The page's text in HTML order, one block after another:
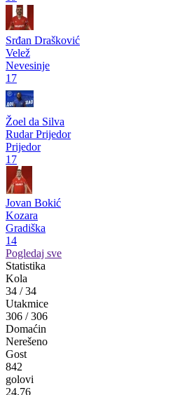
Prva liga RS
pre 2 godine
Pogledaj više
Strelci
Milan Šikanjić
Laktaši
Laktaši
26
Miloš Perović
BSK
Banja Luka
19
Srđan Drašković
Velež
Nevesinje
17